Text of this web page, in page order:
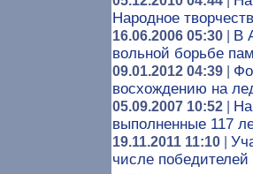
Народное
16.06.2006 05:30
В
вольной борьбе
09.01.2012 04:39
восхождению на
05.09.2007 10:52
выполненные 117
19.11.2011 11:10
числе